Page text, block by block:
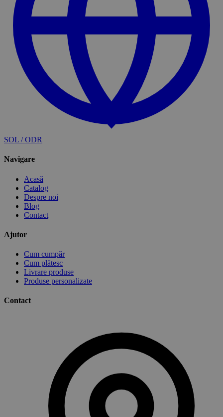
SOL / ODR
Navigare
Acasă
Catalog
Despre noi
Blog
Contact
Ajutor
Cum cumpăr
Cum plătesc
Livrare produse
Produse personalizate
Contact